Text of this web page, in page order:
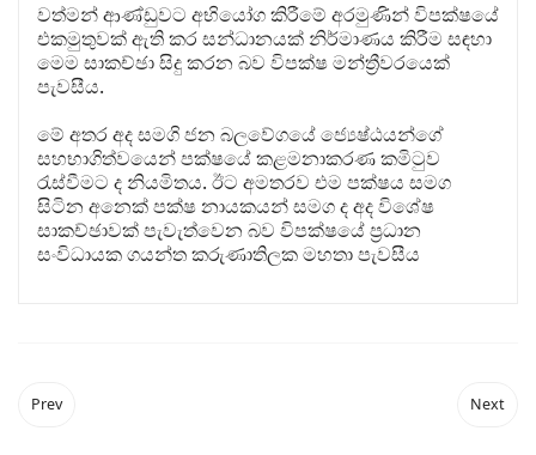
වත්මන් ආණ්ඩුවට අභියෝග කිරීමේ අරමුණින් විපක්ෂයේ
එකමුතුවක් ඇති කර සන්ධානයක් නිර්මාණය කිරීම සඳහා
මෙම සාකච්ඡා සිදු කරන බව විපක්ෂ මන්ත්‍රීවරයෙක්
පැවසීය.
මේ අතර අද සමගි ජන බලවේගයේ ජ්‍යෙෂ්ඨයන්ගේ
සහභාගිත්වයෙන් පක්ෂයේ කළමනාකරණ කමිටුව
රැස්වීමට ද නියමිතය. ඊට අමතරව එම පක්ෂය සමග
සිටින අනෙක් පක්ෂ නායකයන් සමග ද අද විශේෂ
සාකච්ඡාවක් පැවැත්වෙන බව විපක්ෂයේ ප්‍රධාන
සංවිධායක ගයන්ත කරුණාතිලක මහතා පැවසීය
Prev Next